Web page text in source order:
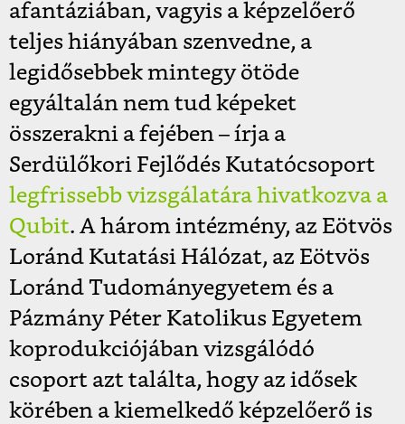
afantáziában, vagyis a képzelőerő
teljes hiányában szenvedne, a
legidősebbek mintegy ötöde
egyáltalán nem tud képeket
összerakni a fejében – írja a
Serdülőkori Fejlődés Kutatócsoport
legfrissebb vizsgálatára hivatkozva a
Qubit. A három intézmény, az Eötvös
Loránd Kutatási Hálózat, az Eötvös
Loránd Tudományegyetem és a
Pázmány Péter Katolikus Egyetem
koprodukciójában vizsgálódó
csoport azt találta, hogy az idősek
körében a kiemelkedő képzelőerő is